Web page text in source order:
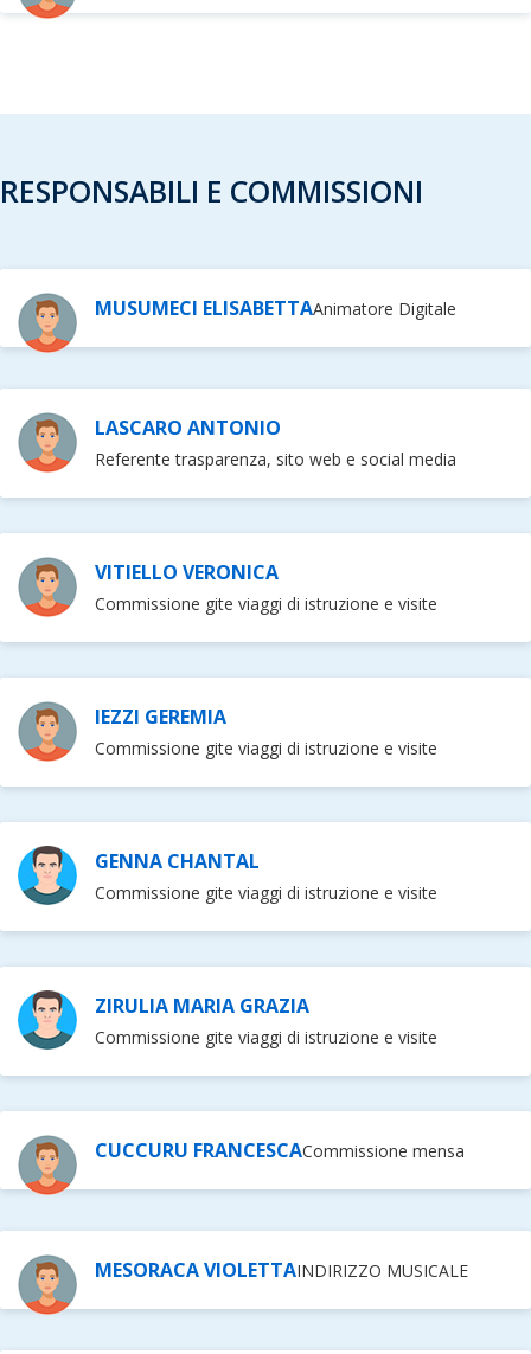
RESPONSABILI E COMMISSIONI
MUSUMECI ELISABETTAAnimatore Digitale
LASCARO ANTONIO
Referente trasparenza, sito web e social media
VITIELLO VERONICA
Commissione gite viaggi di istruzione e visite
IEZZI GEREMIA
Commissione gite viaggi di istruzione e visite
GENNA CHANTAL
Commissione gite viaggi di istruzione e visite
ZIRULIA MARIA GRAZIA
Commissione gite viaggi di istruzione e visite
CUCCURU FRANCESCACommissione mensa
MESORACA VIOLETTAINDIRIZZO MUSICALE